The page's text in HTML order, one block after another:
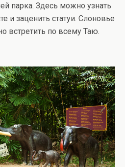
парка. Здесь можно узнать
и заценить статуи. Слоновье
встретить по всему Таю.